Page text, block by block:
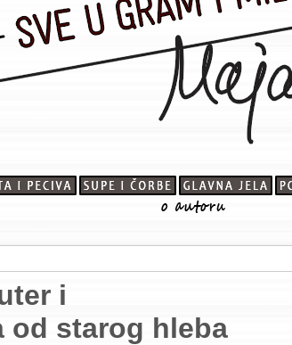
i
od starog hleba